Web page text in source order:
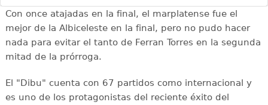
Con once atajadas en la final, el marplatense fue el
mejor de la Albiceleste en la final, pero no pudo hacer
nada para evitar el tanto de Ferran Torres en la segunda
mitad de la prórroga.
El "Dibu" cuenta con 67 partidos como internacional y
es uno de los protagonistas del reciente éxito del